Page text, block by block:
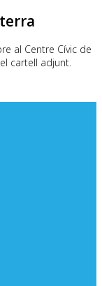
al Centre Cívic de
cartell adjunt.